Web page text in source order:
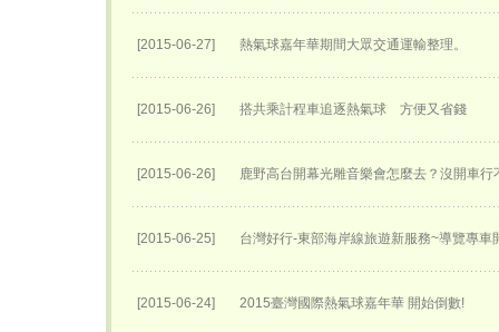
[2015-06-27] 熱氣球嘉年華期間大眾交通運輸整理。
[2015-06-26] 搭共乘計程車追逐熱氣球 方便又省錢
[2015-06-26] 鹿野高台開幕光雕音樂會怎麼去？沒開車行
[2015-06-25] 台灣好行-東部海岸線旅遊新服務~導覽專車
[2015-06-24] 2015臺灣國際熱氣球嘉年華 開始倒數!